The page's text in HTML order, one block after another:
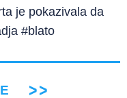
je pokazivala da
#blato